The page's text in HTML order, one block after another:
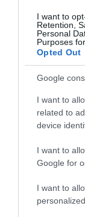
I want to
Retention,
Personal
Purposes
Opted Out
Google
I want to
related to
device
I want to
Google for
I want to
jelentőségét,
A nyugodt
egyedi
arra, hogy
Fogadd el a
rejlő
sorsodat.
cselekedete
napjaidba.
beteljesülés